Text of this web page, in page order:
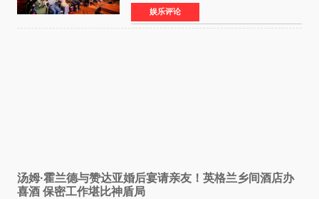
国励志音乐公益节目上海唱区新闻发布会暨启动
仪式在此隆重举行。各界领导、嘉宾与媒体朋友
齐聚一堂，共同
娱乐评论
汤姆·霍兰德与赞达亚婚后宴请亲友！英格兰乡间酒店办
喜酒 保密工作堪比神盾局